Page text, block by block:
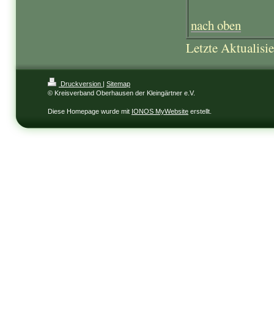
nach oben
Letzte
Druckversion | Sitemap
© Kreisverband Oberhausen der Kleingärtner e.V.
Diese Homepage wurde mit IONOS MyWebsite erstellt.